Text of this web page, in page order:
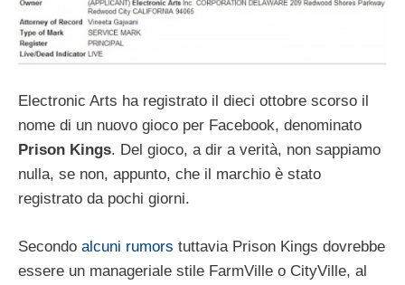
Electronic Arts ha registrato il dieci ottobre scorso il
nome di un nuovo gioco per Facebook, denominato
Prison Kings. Del gioco, a dir a verità, non sappiamo
nulla, se non, appunto, che il marchio è stato
registrato da pochi giorni.
Secondo alcuni rumors tuttavia Prison Kings dovrebbe
essere un manageriale stile FarmVille o CityVille, al